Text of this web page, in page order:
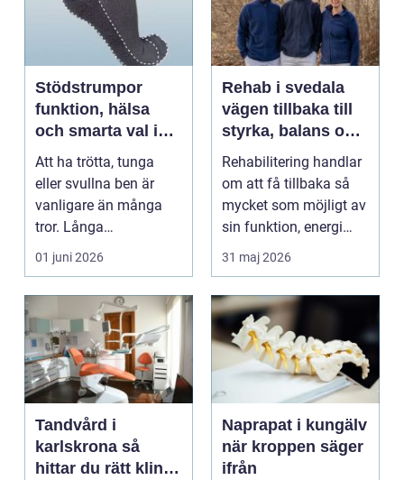
Stödstrumpor
funktion, hälsa
och smarta val i
vardagen
Att ha trötta, tunga
eller svullna ben är
vanligare än många
tror. Långa
arbetsdagar på hårda
golv, ...
01 juni 2026
Rehab i svedala
vägen tillbaka till
styrka, balans och
vardag
Rehabilitering handlar
om att få tillbaka så
mycket som möjligt av
sin funktion, energi
och trygghet...
31 maj 2026
Tandvård i
karlskrona så
hittar du rätt klinik
Naprapat i kungälv
när kroppen säger
ifrån